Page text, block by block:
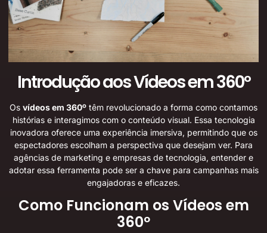
Introdução aos Vídeos em 360º
Os vídeos em 360º têm revolucionado a forma como contamos
histórias e interagimos com o conteúdo visual. Essa tecnologia
inovadora oferece uma experiência imersiva, permitindo que os
espectadores escolham a perspectiva que desejam ver. Para
agências de marketing e empresas de tecnologia, entender e
adotar essa ferramenta pode ser a chave para campanhas mais
engajadoras e eficazes.
Como Funcionam os Vídeos em
360º